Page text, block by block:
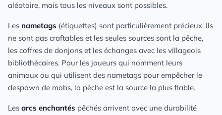
aléatoire, mais tous les niveaux sont possibles.
Les nametags (étiquettes) sont particulièrement précieux. Ils
ne sont pas craftables et les seules sources sont la pêche,
les coffres de donjons et les échanges avec les villageois
bibliothécaires. Pour les joueurs qui nomment leurs
animaux ou qui utilisent des nametags pour empêcher le
despawn de mobs, la pêche est la source la plus fiable.
Les arcs enchantés pêchés arrivent avec une durabilité